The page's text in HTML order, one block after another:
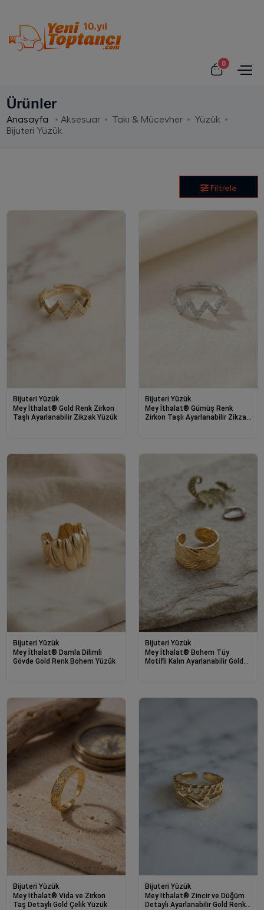
0
Ürünler
Anasayfa Aksesuar Takı & Mücevher
Yüzük
Bijuteri Yüzük
Filtrele
Bijuteri Yüzük
Mey İthalat® Gold Renk Zirkon
Taşlı Ayarlanabilir Zikzak Yüzük
Bijuteri Yüzük
Mey İthalat® Gümüş Renk
Zirkon Taşlı Ayarlanabilir Zikzak
Bijuteri Yüzük
Mey İthalat® Damla Dilimli
Gövde Gold Renk Bohem Yüzük
Bijuteri Yüzük
Mey İthalat® Bohem Tüy
Motifli Kalın Ayarlanabilir Gold
Bijuteri Yüzük
Mey İthalat® Vida ve Zirkon
Taş Detaylı Gold Çelik Yüzük
Bijuteri Yüzük
Mey İthalat® Zincir ve Düğüm
Detaylı Ayarlanabilir Gold Renk